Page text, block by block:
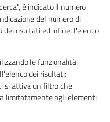
è indicato il numero
del numero di
dei risultati ed infine, l'elenco
le funzionalità
dei risultati:
si attiva un filtro che
limitatamente agli elementi